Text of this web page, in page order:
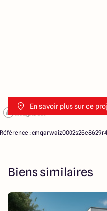
En savoir plus sur ce
Référence :
Biens similaires